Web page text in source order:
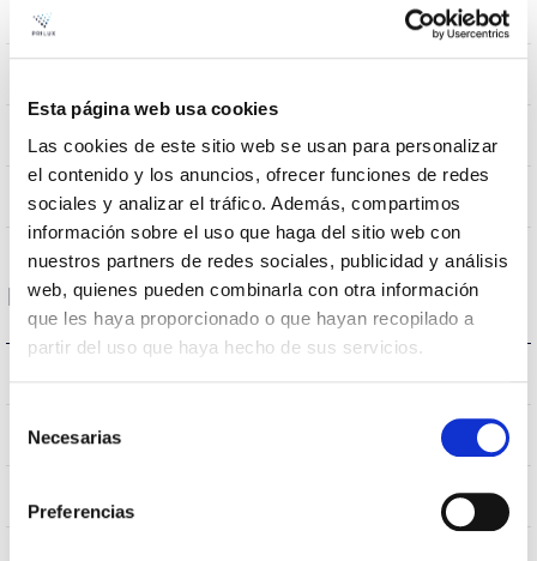
Esta página web usa cookies
Las cookies de este sitio web se usan para personalizar
el contenido y los anuncios, ofrecer funciones de redes
sociales y analizar el tráfico. Además, compartimos
información sobre el uso que haga del sitio web con
nuestros partners de redes sociales, publicidad y análisis
web, quienes pueden combinarla con otra información
que les haya proporcionado o que hayan recopilado a
partir del uso que haya hecho de sus servicios.
Necesarias
Preferencias
50-60Hz
Factor de potencia (Cos fi)
Regulación No
Dimensiones y Montaje
Posición de montaje Empotrar